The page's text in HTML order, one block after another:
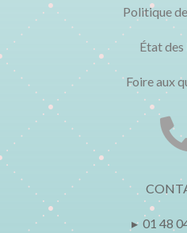
Politique
État des
Foire aux
▸ 01 48